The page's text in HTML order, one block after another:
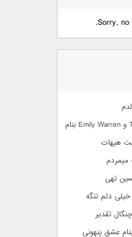
Sorry, no
هیهات
تهی
تقدیر
عشق پنهونی